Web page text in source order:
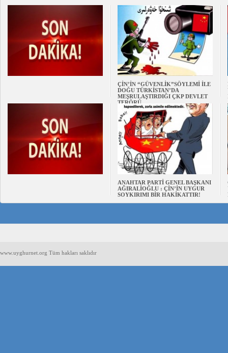
ÇİN’İN “GÜVENLİK”SÖYLEMİ İLE
DOĞU TÜRKİSTAN’DA
MEŞRULAŞTIRDIĞI ÇKP DEVLET
TERÖRÜ
ANAHTAR PARTİ GENEL BAŞKANI
AĞIRALİOĞLU : ÇİN’İN UYGUR
SOYKIRIMI BİR HAKİKATTIR!
www.uyghurnet.org Tüm hakları saklıdır